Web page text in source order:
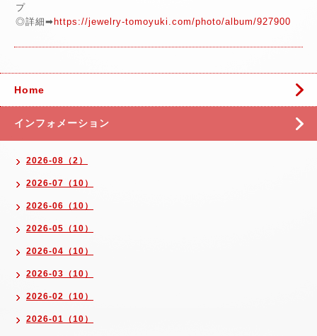
プ
◎詳細➡ https://jewelry-tomoyuki.com/photo/album/927900
Home
インフォメーション
2026-08（2）
2026-07（10）
2026-06（10）
2026-05（10）
2026-04（10）
2026-03（10）
2026-02（10）
2026-01（10）